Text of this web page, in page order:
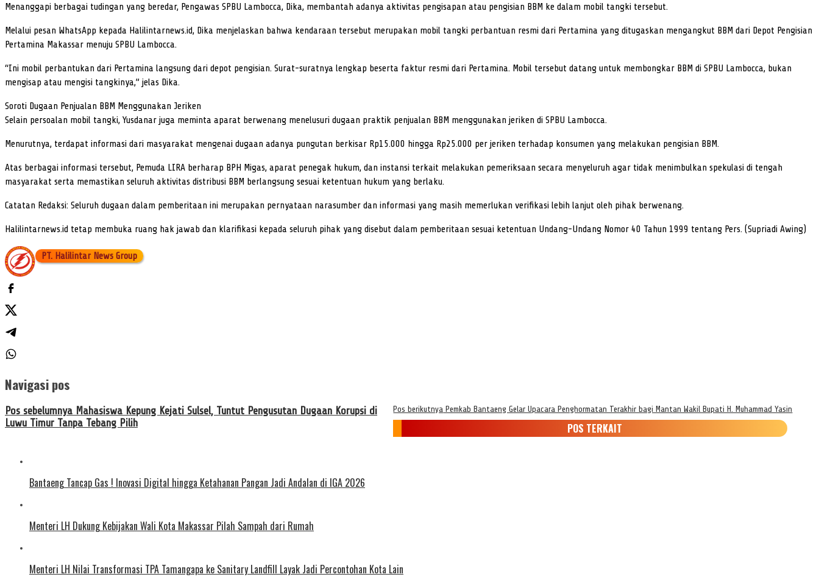
Menanggapi berbagai tudingan yang beredar, Pengawas SPBU Lambocca, Dika, membantah adanya aktivitas pengisapan atau pengisian BBM ke dalam mobil tangki tersebut.
Melalui pesan WhatsApp kepada Halilintarnews.id, Dika menjelaskan bahwa kendaraan tersebut merupakan mobil tangki perbantuan resmi dari Pertamina yang ditugaskan mengangkut BBM dari Depot Pengisian
Pertamina Makassar menuju SPBU Lambocca.
“Ini mobil perbantukan dari Pertamina langsung dari depot pengisian. Surat-suratnya lengkap beserta faktur resmi dari Pertamina. Mobil tersebut datang untuk membongkar BBM di SPBU Lambocca, bukan
mengisap atau mengisi tangkinya,” jelas Dika.
Soroti Dugaan Penjualan BBM Menggunakan Jeriken
Selain persoalan mobil tangki, Yusdanar juga meminta aparat berwenang menelusuri dugaan praktik penjualan BBM menggunakan jeriken di SPBU Lambocca.
Menurutnya, terdapat informasi dari masyarakat mengenai dugaan adanya pungutan berkisar Rp15.000 hingga Rp25.000 per jeriken terhadap konsumen yang melakukan pengisian BBM.
Atas berbagai informasi tersebut, Pemuda LIRA berharap BPH Migas, aparat penegak hukum, dan instansi terkait melakukan pemeriksaan secara menyeluruh agar tidak menimbulkan spekulasi di tengah
masyarakat serta memastikan seluruh aktivitas distribusi BBM berlangsung sesuai ketentuan hukum yang berlaku.
Catatan Redaksi: Seluruh dugaan dalam pemberitaan ini merupakan pernyataan narasumber dan informasi yang masih memerlukan verifikasi lebih lanjut oleh pihak berwenang.
Halilintarnews.id tetap membuka ruang hak jawab dan klarifikasi kepada seluruh pihak yang disebut dalam pemberitaan sesuai ketentuan Undang-Undang Nomor 40 Tahun 1999 tentang Pers. (Supriadi Awing)
PT. Halilintar News Group
Navigasi pos
Pos sebelumnya Mahasiswa Kepung Kejati Sulsel, Tuntut Pengusutan Dugaan Korupsi di
Luwu Timur Tanpa Tebang Pilih
Pos berikutnya Pemkab Bantaeng Gelar Upacara Penghormatan Terakhir bagi Mantan Wakil Bupati H. Muhammad Yasin
POS TERKAIT
Bantaeng Tancap Gas ! Inovasi Digital hingga Ketahanan Pangan Jadi Andalan di IGA 2026
Menteri LH Dukung Kebijakan Wali Kota Makassar Pilah Sampah dari Rumah
Menteri LH Nilai Transformasi TPA Tamangapa ke Sanitary Landfill Layak Jadi Percontohan Kota Lain